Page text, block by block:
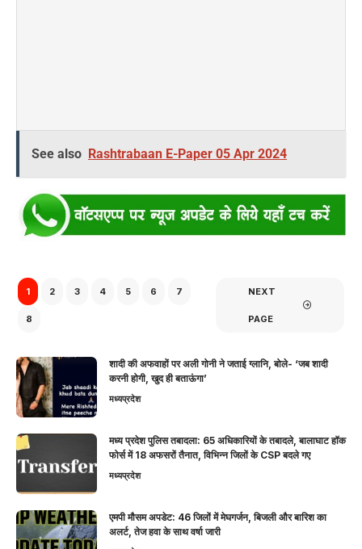
See also Rashtrabaan E-Paper 05 Apr 2024
1 2 3 4 5 6 7
8
NEXT
PAGE
शादी की अफवाहों पर अली गोनी ने जताई ग्लानि, बोले- ‘जब शादी
करनी होगी, खुद ही बताऊंगा’
मध्यप्रदेश
मध्य प्रदेश पुलिस तबादला: 65 अधिकारियों के तबादले, बालाघाट हॉक
फोर्स में 18 अफसरों तैनात, विभिन्न जिलों के CSP बदले गए
मध्यप्रदेश
एमपी मौसम अपडेट: 46 जिलों में मेघगर्जन, बिजली और बारिश का
अलर्ट, तेज हवा के साथ वर्षा जारी